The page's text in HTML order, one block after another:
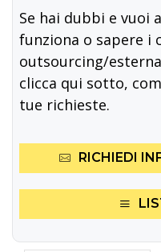
Se hai dubbi e vuoi
funziona o sapere i
outsourcing/
clicca qui sotto,
tue richieste.
RICHIEDI